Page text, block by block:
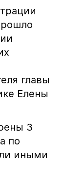
главы
Елены
3
по
иными